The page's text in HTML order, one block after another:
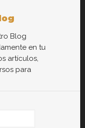
Blog
en tu
artículos,
para